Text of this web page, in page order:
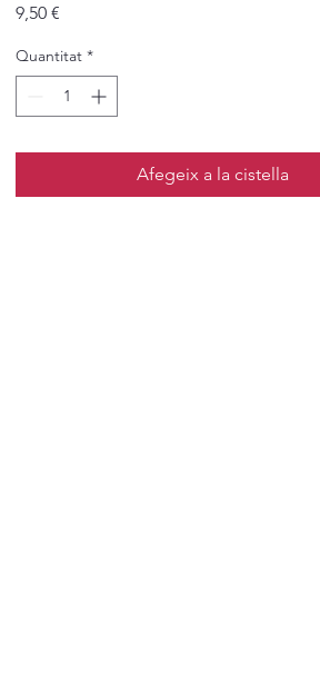
9,50 €
Quantitat *
Afegeix a la cistella